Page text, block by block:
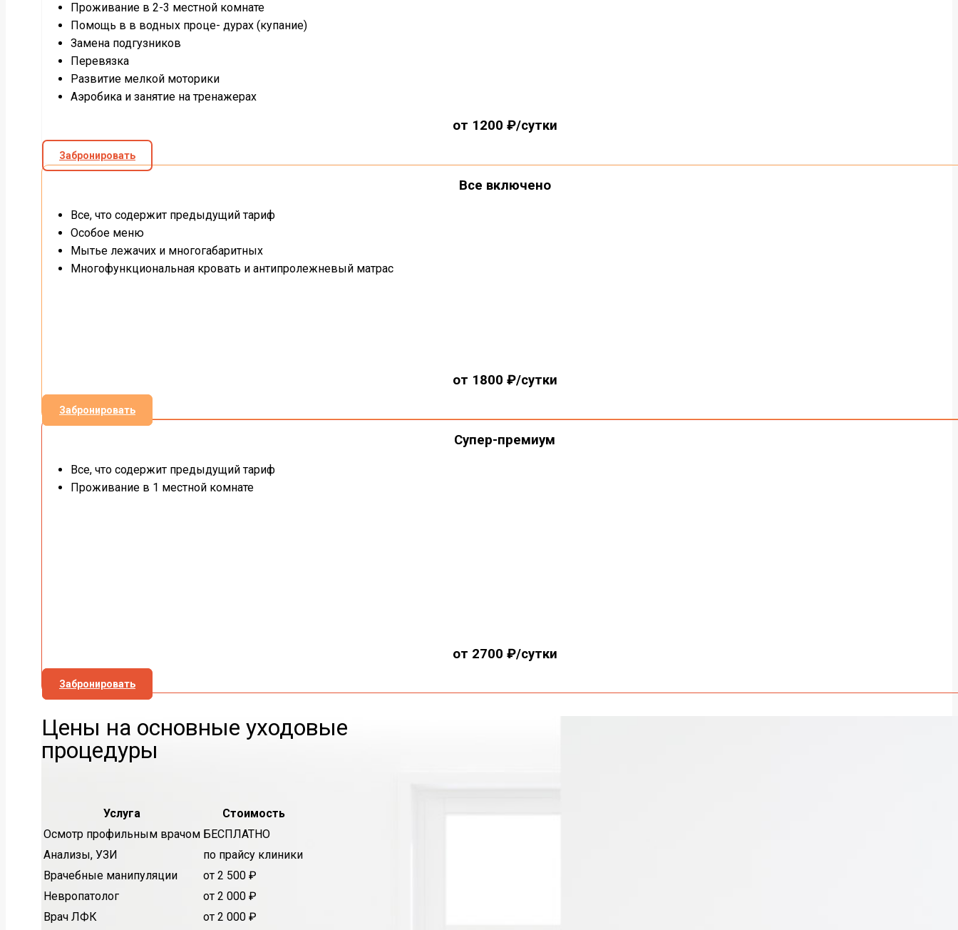
Проживание в 2-3 местной комнате
Помощь в в водных проце- дурах (купание)
Замена подгузников
Перевязка
Развитие мелкой моторики
Аэробика и занятие на тренажерах
от 1200 ₽/сутки
Забронировать
Все включено
Все, что содержит предыдущий тариф
Особое меню
Мытье лежачих и многогабаритных
Многофункциональная кровать и антипролежневый матрас
от 1800 ₽/сутки
Забронировать
Супер-премиум
Все, что содержит предыдущий тариф
Проживание в 1 местной комнате
от 2700 ₽/сутки
Забронировать
Цены на основные уходовые
процедуры
Услуга
Стоимость
Осмотр профильным врачом БЕСПЛАТНО
Анализы, УЗИ
по прайсу клиники
Врачебные манипуляции
от 2 500 ₽
Невропатолог
от 2 000 ₽
Врач ЛФК
от 2 000 ₽